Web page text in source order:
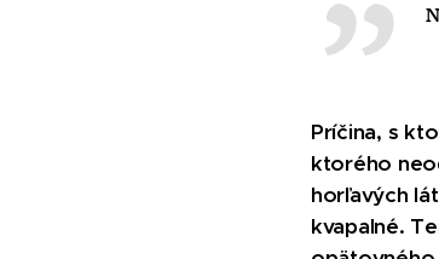
Príčina, s
ktorého
horľavých
kvapalné.